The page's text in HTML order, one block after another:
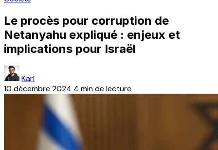
Le procès pour corruption de
Netanyahu expliqué : enjeux et
implications pour Israël
Karl
10 décembre 2024 4 min de lecture